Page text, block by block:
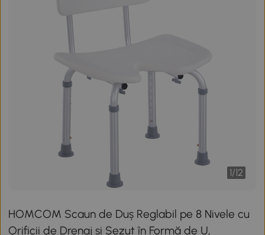
1/12
HOMCOM Scaun de Duș Reglabil pe 8 Nivele cu
Orificii de Drenaj și Șezut în Formă de U,